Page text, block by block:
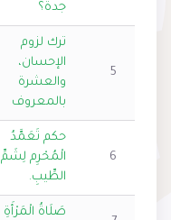
جدة؟
5
ترك لزوم
الإحسان،
والعشرة
بالمعروف
6
حكم تَعَمَّدُ
الْمُحْرِم لِشَمِّ
الطِّيبِ.
صَلَاةُ الْمَرْأَةِ